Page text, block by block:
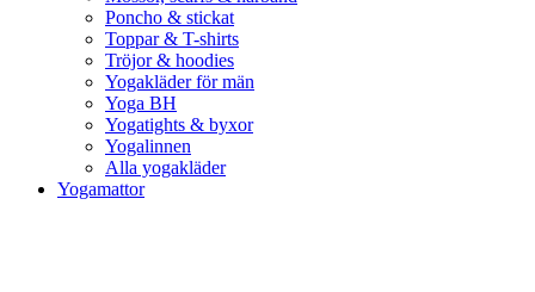
Poncho & stickat
Toppar & T-shirts
Tröjor & hoodies
Yogakläder för män
Yoga BH
Yogatights & byxor
Yogalinnen
Alla yogakläder
Yogamattor